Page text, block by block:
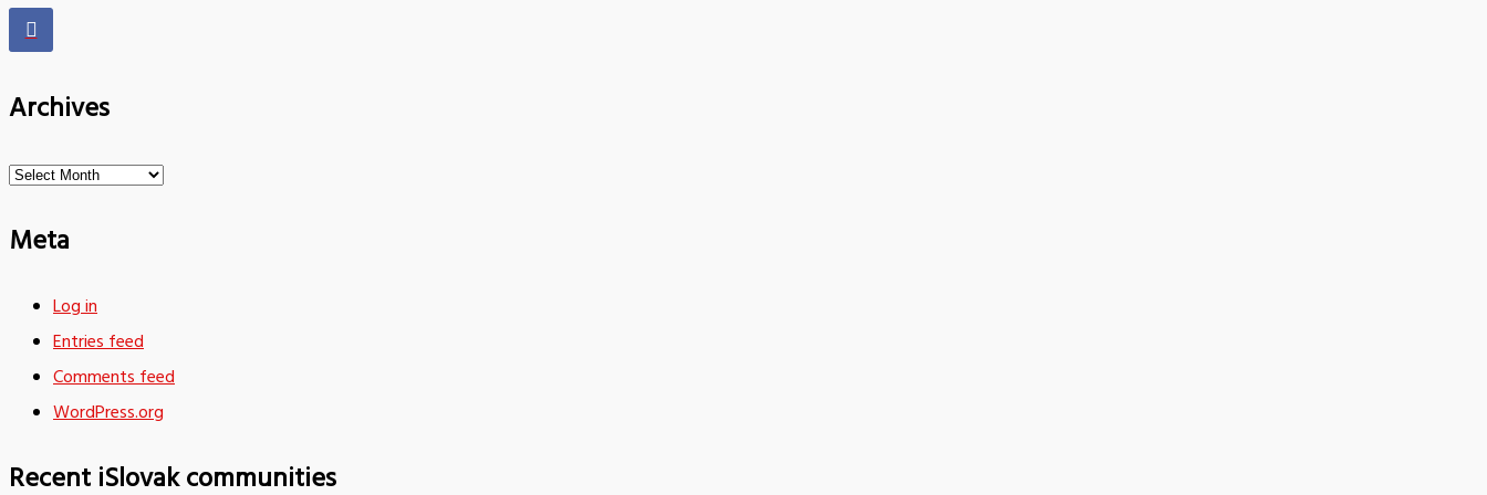
Archives
Archives
Meta
Log in
Entries feed
Comments feed
WordPress.org
Recent iSlovak communities